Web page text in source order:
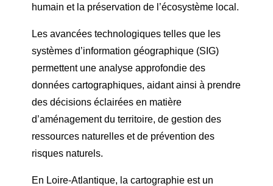
humain et la préservation de l’écosystème local.
Les avancées technologiques telles que les
systèmes d’information géographique (SIG)
permettent une analyse approfondie des
données cartographiques, aidant ainsi à prendre
des décisions éclairées en matière
d’aménagement du territoire, de gestion des
ressources naturelles et de prévention des
risques naturels.
En Loire-Atlantique, la cartographie est un